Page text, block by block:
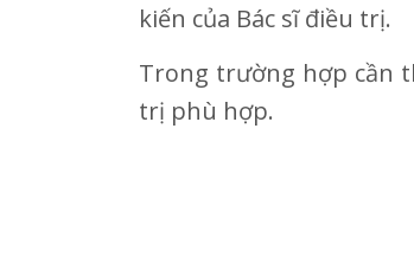
kiến của Bác sĩ điều trị.
Trong trường hợp cần
trị phù hợp.